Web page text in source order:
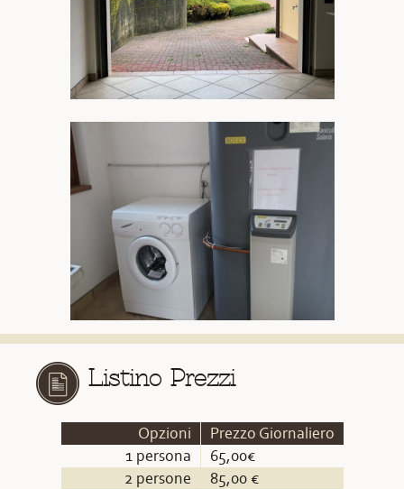
Listino Prezzi
Opzioni
Prezzo Giornaliero
1 persona
65,00€
2 persone
85,00 €